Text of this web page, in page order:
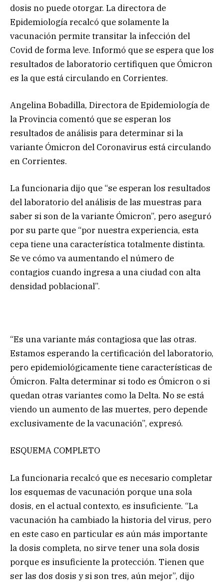
dosis no puede otorgar. La directora de
Epidemiología recalcó que solamente la
vacunación permite transitar la infección del
Covid de forma leve. Informó que se espera que los
resultados de laboratorio certifiquen que Ómicron
es la que está circulando en Corrientes.
Angelina Bobadilla, Directora de Epidemiología de
la Provincia comentó que se esperan los
resultados de análisis para determinar si la
variante Ómicron del Coronavirus está circulando
en Corrientes.
La funcionaria dijo que “se esperan los resultados
del laboratorio del análisis de las muestras para
saber si son de la variante Ómicron”, pero aseguró
por su parte que “por nuestra experiencia, esta
cepa tiene una característica totalmente distinta.
Se ve cómo va aumentando el número de
contagios cuando ingresa a una ciudad con alta
densidad poblacional”.
“Es una variante más contagiosa que las otras.
Estamos esperando la certificación del laboratorio,
pero epidemiológicamente tiene características de
Ómicron. Falta determinar si todo es Ómicron o si
quedan otras variantes como la Delta. No se está
viendo un aumento de las muertes, pero depende
exclusivamente de la vacunación”, expresó.
ESQUEMA COMPLETO
La funcionaria recalcó que es necesario completar
los esquemas de vacunación porque una sola
dosis, en el actual contexto, es insuficiente. “La
vacunación ha cambiado la historia del virus, pero
en este caso en particular es aún más importante
la dosis completa, no sirve tener una sola dosis
porque es insuficiente la protección. Tienen que
ser las dos dosis y si son tres, aún mejor”, dijo